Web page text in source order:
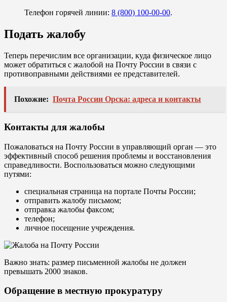
Телефон горячей линии: 8 (800) 100-00-00.
Подать жалобу
Теперь перечислим все организации, куда физическое лицо
может обратиться с жалобой на Почту России в связи с
противоправными действиями ее представителей.
Похожие: Почта России Орска: адреса и контакты
Контакты для жалобы
Пожаловаться на Почту России в управляющий орган — это
эффективный способ решения проблемы и восстановления
справедливости. Воспользоваться можно следующими
путями:
специальная страница на портале Почты России;
отправить жалобу письмом;
отправка жалобы факсом;
телефон;
личное посещение учреждения.
Важно знать: размер письменной жалобы не должен
превышать 2000 знаков.
Обращение в местную прокуратуру